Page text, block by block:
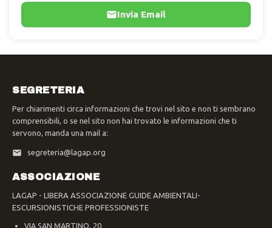
Invia Email
SEGRETERIA
Per chiarimenti circa informazioni che trovi nel sito e non ti sembrano
comprensibili, o se nel sito non hai trovato le informazioni che ti
servono, manda una mail a:
segreteria@lagap.org
ASSOCIAZIONE
LAGAP - LIBERA ASSOCIAZIONE GUIDE AMBIENTALI-
ESCURSIONISTICHE PROFESSIONISTE
VIA SAN MARTINO, 20